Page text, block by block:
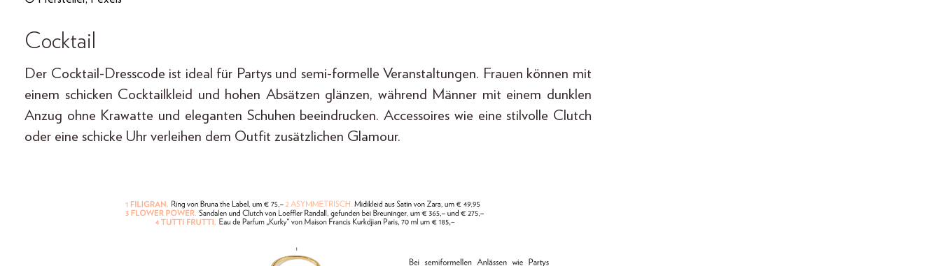
Cocktail
Der Cocktail-Dresscode ist ideal für Partys und semi-formelle Veranstaltungen. Frauen können mit
einem schicken Cocktailkleid und hohen Absätzen glänzen, während Männer mit einem dunklen
Anzug ohne Krawatte und eleganten Schuhen beeindrucken. Accessoires wie eine stilvolle Clutch
oder eine schicke Uhr verleihen dem Outfit zusätzlichen Glamour.